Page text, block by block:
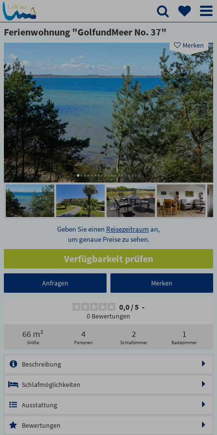
Ferienwohnung "GolfundMeer No. 37"
Merken
Geben Sie einen Reisezeitrauman,
um genaue Preise zu sehen.
Verfügbarkeit prüfen
Anfragen Merken
0,0 /5 -
0 Bewertungen
66 m²
Größe
4
Personen
2
Schlafzimmer
1
Badezimmer
Beschreibung
Schlafmöglichkeiten
Ausstattung
Bewertungen
4/19
5/19
6/19
17/19
18/19
19/19